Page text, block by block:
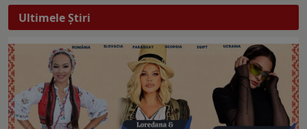
Ultimele Ştiri